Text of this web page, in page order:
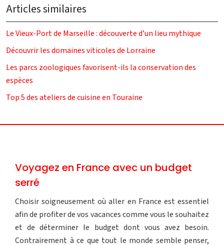
Articles similaires
Le Vieux-Port de Marseille : découverte d’un lieu mythique
Découvrir les domaines viticoles de Lorraine
Les parcs zoologiques favorisent-ils la conservation des
espèces
Top 5 des ateliers de cuisine en Touraine
Voyagez en France avec un budget
serré
Choisir soigneusement où aller en France est essentiel
afin de profiter de vos vacances comme vous le souhaitez
et de déterminer le budget dont vous avez besoin.
Contrairement à ce que tout le monde semble penser,